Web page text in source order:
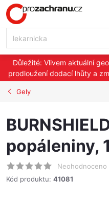
Přejít
na
Důležité: Vlivem aktuální
prodloužení dodací lhůty a
Gely
popáleniny,
Neohodnoceno
Kód produktu: 41081